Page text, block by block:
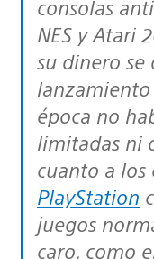
consolas
NES y Atari
su dinero
época no
limitadas ni
cuanto a los
PlayStation
juegos
caro, como